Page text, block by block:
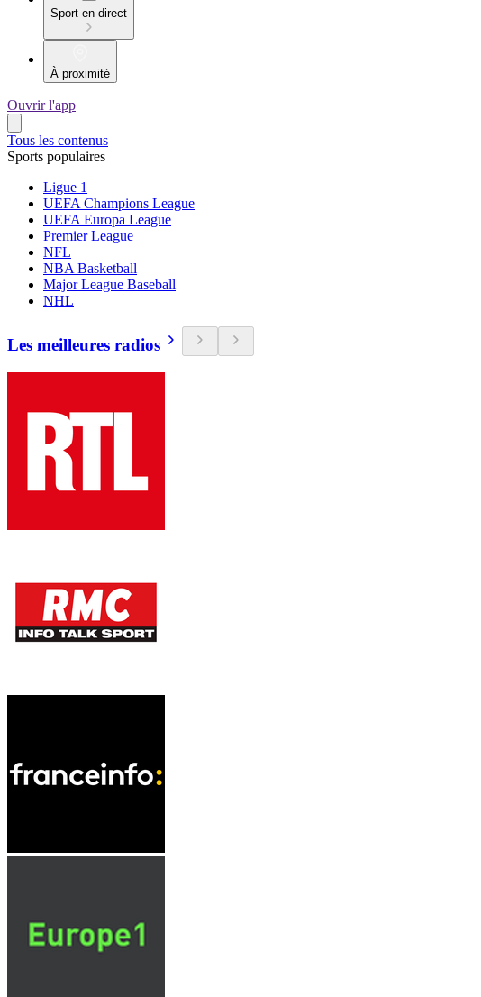
Sport en direct
À proximité
Ouvrir l'app
Tous les contenus
Sports populaires
Ligue 1
UEFA Champions League
UEFA Europa League
Premier League
NFL
NBA Basketball
Major League Baseball
NHL
Les meilleures radios